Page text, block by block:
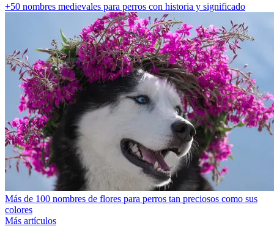
+50 nombres medievales para perros con historia y significado
Más de 100 nombres de flores para perros tan preciosos como sus
colores
Más artículos